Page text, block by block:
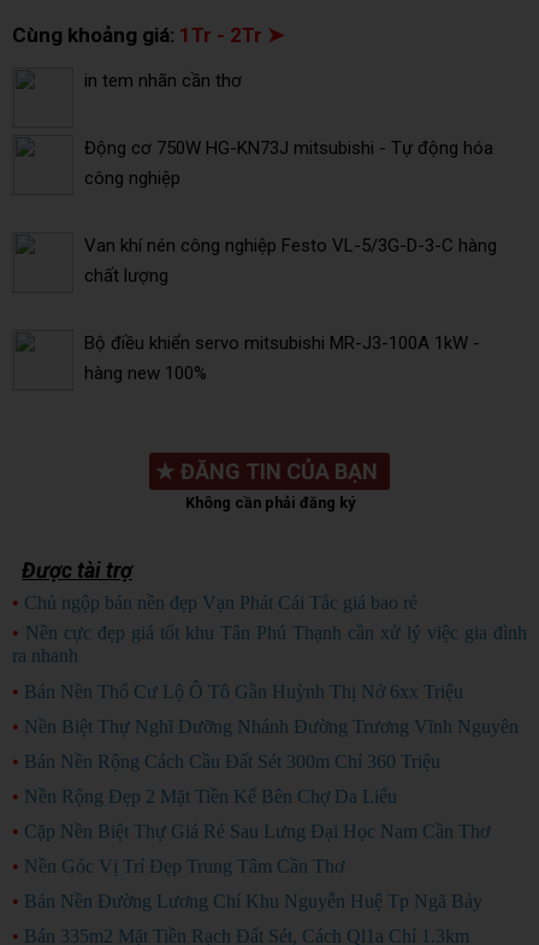
Cùng khoảng giá: 1Tr - 2Tr ➤
in tem nhãn cần thơ
Động cơ 750W HG-KN73J mitsubishi - Tự động hóa
công nghiệp
Van khí nén công nghiệp Festo VL-5/3G-D-3-C hàng
chất lượng
Bộ điều khiển servo mitsubishi MR-J3-100A 1kW -
hàng new 100%
★ ĐĂNG TIN CỦA BẠN
Không cần phải đăng ký
Được tài trợ
• Chủ ngộp bán nền đẹp Vạn Phát Cái Tắc giá bao rẻ
• Nền cực đẹp giá tốt khu Tân Phú Thạnh cần xử lý việc gia đình
ra nhanh
• Bán Nền Thổ Cư Lộ Ô Tô Gần Huỳnh Thị Nở 6xx Triệu
• Nền Biệt Thự Nghĩ Dưỡng Nhánh Đường Trương Vĩnh Nguyên
• Bán Nền Rộng Cách Cầu Đất Sét 300m Chỉ 360 Triệu
• Nền Rộng Đẹp 2 Mặt Tiền Kế Bên Chợ Da Liểu
• Cặp Nền Biệt Thự Giá Rẻ Sau Lưng Đại Học Nam Cần Thơ
• Nền Góc Vị Trí Đẹp Trung Tâm Cần Thơ
• Bán Nền Đường Lương Chí Khu Nguyễn Huệ Tp Ngã Bảy
• Bán 335m2 Mặt Tiền Rạch Đất Sét, Cách Ql1a Chỉ 1.3km